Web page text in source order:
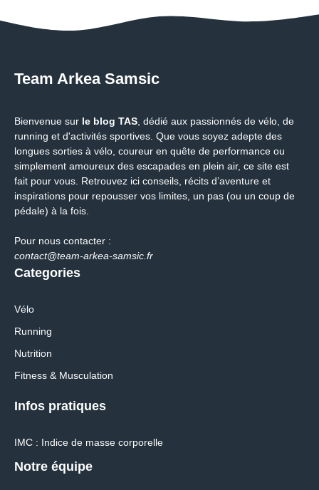
Team Arkea Samsic
Bienvenue sur le blog TAS, dédié aux passionnés de vélo, de
running et d'activités sportives. Que vous soyez adepte des
longues sorties à vélo, coureur en quête de performance ou
simplement amoureux des escapades en plein air, ce site est
fait pour vous. Retrouvez ici conseils, récits d’aventure et
inspirations pour repousser vos limites, un pas (ou un coup de
pédale) à la fois.
Pour nous contacter :
contact@team-arkea-samsic.fr
Categories
Vélo
Running
Nutrition
Fitness & Musculation
Infos pratiques
IMC : Indice de masse corporelle
Notre équipe